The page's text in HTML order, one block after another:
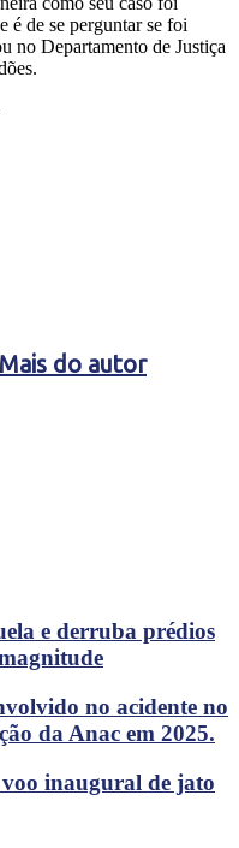
é de se perguntar se foi
no Departamento de Justiça
Mais do autor
e derruba prédios
no acidente no
da Anac em 2025.
inaugural de jato